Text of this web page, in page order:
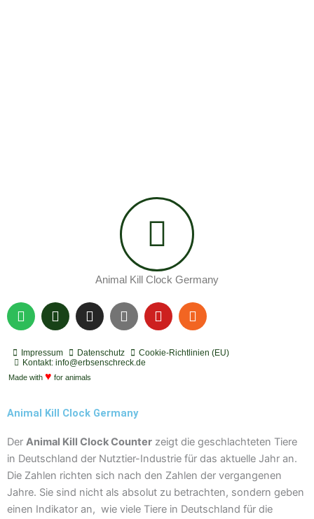
Animal Kill Clock Germany
S
p
t
i
f
P
o
c
a
s
I
n
t
a
g
a
m
Y
o
t
u
Y
o
t
R
s
Impressum Datenschutz
Cookie-Richtlinien (EU)
Kontakt: info@erbsenschreck.de
Made with ♥ for animals
Animal Kill Clock Germany
Der Animal Kill Clock Counter zeigt die geschlachteten Tiere
in Deutschland der Nutztier-Industrie für das aktuelle Jahr an.
Die Zahlen richten sich nach den Zahlen der vergangenen
Jahre. Sie sind nicht als absolut zu betrachten, sondern geben
einen Indikator an, wie viele Tiere in Deutschland für die